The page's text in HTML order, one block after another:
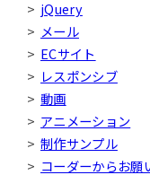
jQuery
メール
ECサイト
レスポンシブ
動画
アニメーション
制作サンプル
コーダーからお願